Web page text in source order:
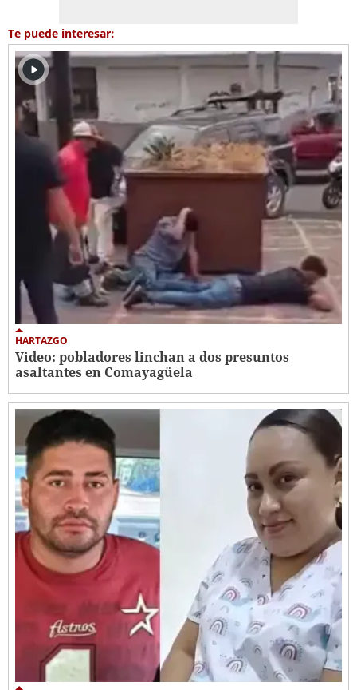
Te puede interesar:
HARTAZGO
Video: pobladores linchan a dos presuntos
asaltantes en Comayagüela